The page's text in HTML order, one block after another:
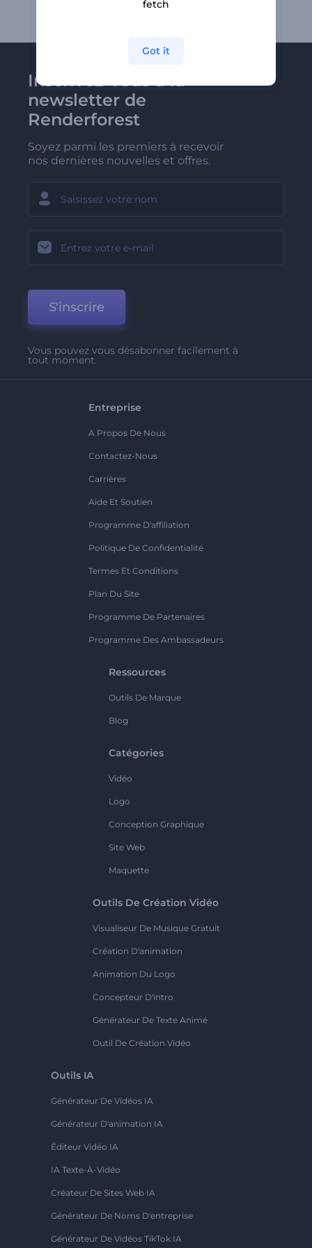
Inscrivez-vous à la
newsletter de
Renderforest
Soyez parmi les premiers à recevoir
nos dernières nouvelles et offres.
S'inscrire
Vous pouvez vous désabonner facilement à
tout moment.
Entreprise
A Propos De Nous
Contactez-Nous
Carrières
Aide Et Soutien
Programme D'affiliation
Politique De Confidentialité
Termes Et Conditions
Plan Du Site
Programme De Partenaires
Programme Des Ambassadeurs
Ressources
Outils De Marque
Blog
Catégories
Vidéo
Logo
Conception Graphique
Site Web
Maquette
Outils De Création Vidéo
Visualiseur De Musique Gratuit
Création D'animation
Animation Du Logo
Concepteur D'intro
Générateur De Texte Animé
Outil De Création Vidéo
Outils IA
Générateur De Vidéos IA
Générateur D'animation IA
Éditeur Vidéo IA
IA Texte-À-Vidéo
Créateur De Sites Web IA
Générateur De Noms D'entreprise
Générateur De Vidéos TikTok IA
fetch
Got it